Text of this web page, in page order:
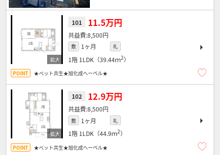
101 11.5万円
8,500円
敷 1ヶ月 礼
1階 1LDK（39.44ｍ2）
★ペット共生★旭化成へーベル★
102 12.9万円
8,500円
敷 1ヶ月 礼
1階 1LDK（44.9ｍ2）
★ペット共生★旭化成へーベル★